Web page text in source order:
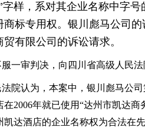
字样，系对其企业名称中字
商标专用权。银川彪马公司
有限公司的诉讼请求。
一审判决，向四川省高级人民
院认为，本案中，银川彪马公
在2006年就已使用“达州市凯达
凯达酒店的企业名称权为合法在